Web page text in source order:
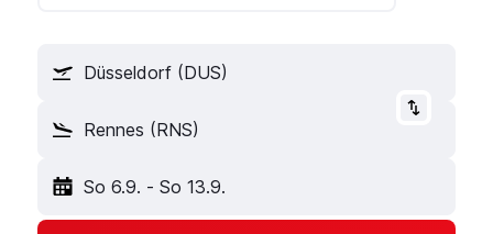
Düsseldorf (DUS)
Rennes (RNS)
So 6.9. - So 13.9.